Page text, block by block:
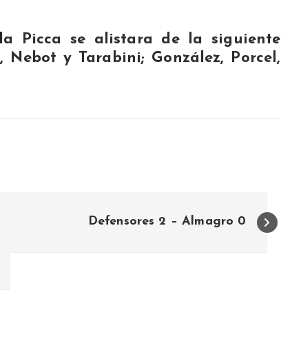
Picca se alistara de la siguiente
y Tarabini; González, Porcel,
Defensores 2 – Almagro 0